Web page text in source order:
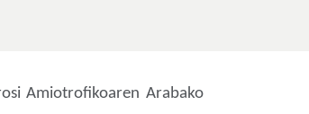
Amiotrofikoaren Arabako